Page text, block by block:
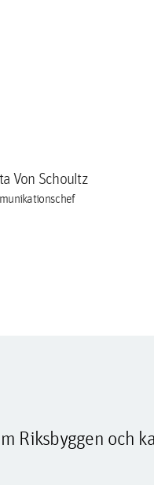
Von Schoultz
Riksbyggen och